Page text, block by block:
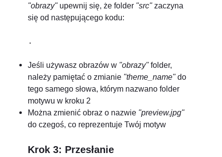
"obrazy"upewnij się, że folder "src"zaczyna
się od następującego kodu:
.
Jeśli używasz obrazów w "obrazy"folder,
należy pamiętać o zmianie "theme_name"do
tego samego słowa, którym nazwano folder
motywu w kroku 2
Można zmienić obraz o nazwie "preview.jpg"
do czegoś, co reprezentuje Twój motyw
Krok 3: Przesłanie